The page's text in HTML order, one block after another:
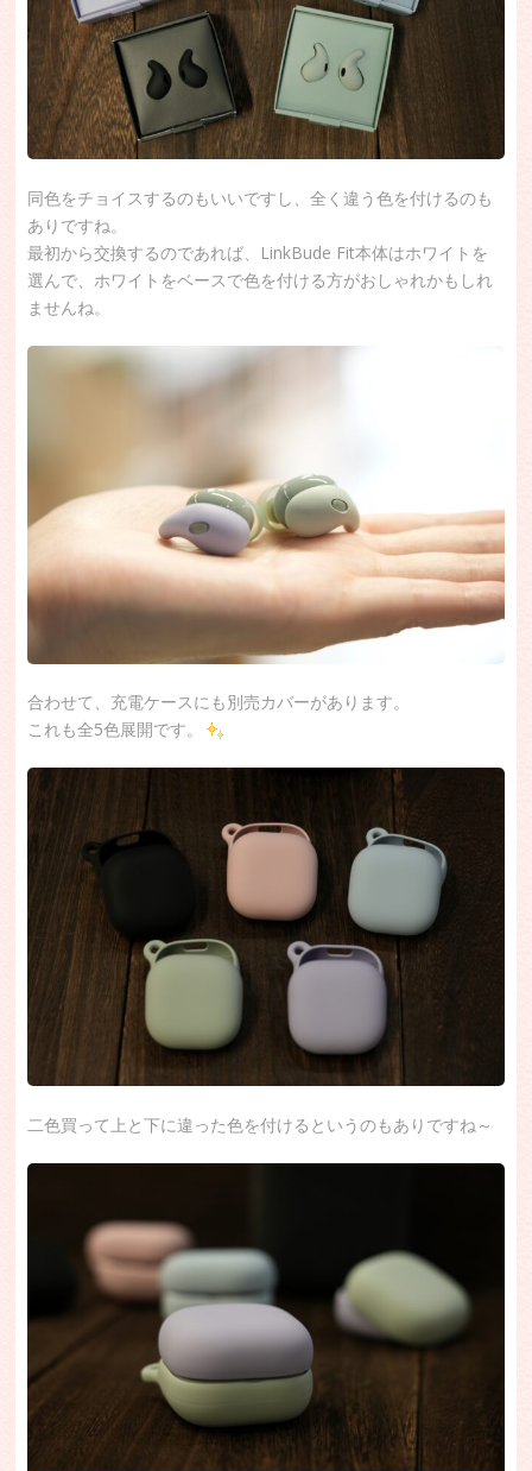
同色をチョイスするのもいいですし、全く違う色を付けるのも
ありですね。
最初から交換するのであれば、LinkBude Fit本体はホワイトを
選んで、ホワイトをベースで色を付ける方がおしゃれかもしれ
ませんね。
合わせて、充電ケースにも別売カバーがあります。
これも全5色展開です。
二色買って上と下に違った色を付けるというのもありですね～